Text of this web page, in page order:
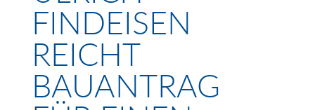
FINDEISEN
REICHT
BAUANTRAG